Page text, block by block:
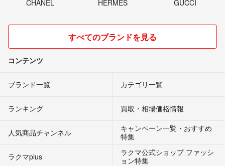
CHANEL HERMES GUCCI
すべてのブランドを見る
コンテンツ
ブランド一覧 カテゴリ一覧
ランキング 買取・相場価格情報
人気商品チャンネル
キャンペーン一覧・おすすめ
特集
ラクマplus
ラクマ公式ショップ ファッシ
ョン特集